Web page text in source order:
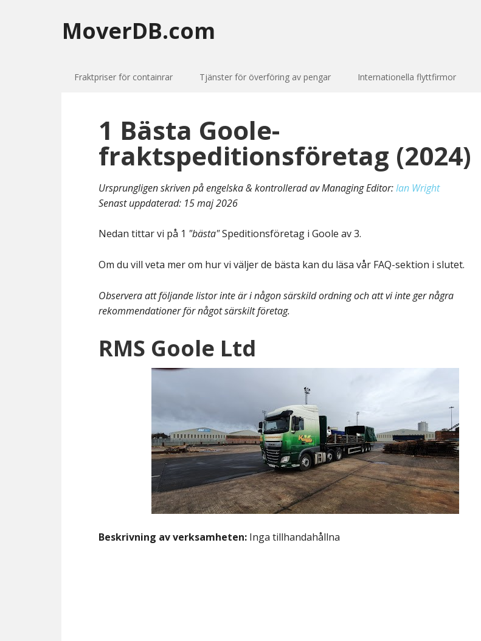
MoverDB.com
Fraktpriser för containrar Tjänster för överföring av pengar Internationella flyttfirmor
1 Bästa Goole-
fraktspeditionsföretag (2024)
Ursprungligen skriven på engelska & kontrollerad av Managing Editor:Ian Wright
Senast uppdaterad: 15 maj 2026
Nedan tittar vi på 1 "bästa"Speditionsföretag i Goole av 3.
Om du vill veta mer om hur vi väljer de bästa kan du läsa vår FAQ-sektion i slutet.
Observera att följande listor inte är i någon särskild ordning och att vi inte ger några
rekommendationer för något särskilt företag.
RMS Goole Ltd
Beskrivning av verksamheten: Inga tillhandahållna